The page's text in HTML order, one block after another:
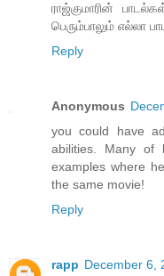
ராஜ்குமாரின்
பெரும்பாலும் எல்லா
Reply
Anonymous
you could have
abilities. Many of
examples where
the same movie!
Reply
rapp December 6,